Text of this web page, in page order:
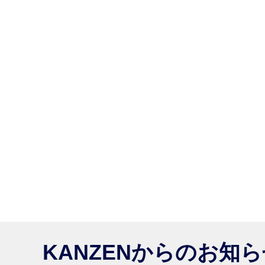
KANZENからのお知